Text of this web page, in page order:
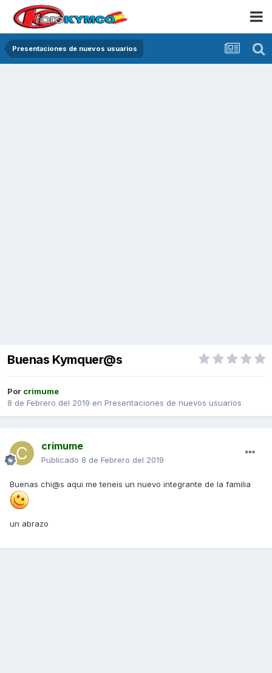
Presentaciones de nuevos usuarios
Buenas Kymquer@s
Por crimume
8 de Febrero del 2019 en Presentaciones de nuevos usuarios
crimume
Publicado 8 de Febrero del 2019
Buenas chi@s aqui me teneis un nuevo integrante de la familia
un abrazo